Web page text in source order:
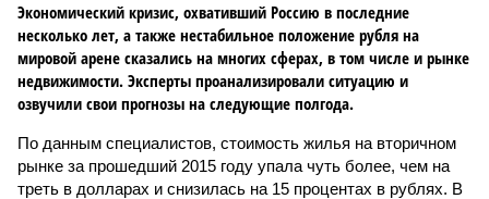
Экономический кризис, охвативший Россию в последние
несколько лет, а также нестабильное положение рубля на
мировой арене сказались на многих сферах, в том числе и рынке
недвижимости. Эксперты проанализировали ситуацию и
озвучили свои прогнозы на следующие полгода.
По данным специалистов, стоимость жилья на вторичном
рынке за прошедший 2015 году упала чуть более, чем на
треть в долларах и снизилась на 15 процентах в рублях. В